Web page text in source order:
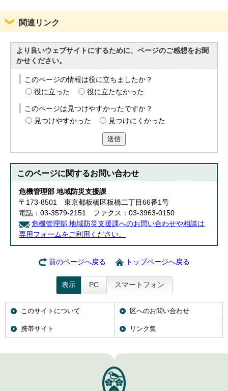
関連リンク
より良いウェブサイトにするために、ページのご感想をお聞
かせください。
このページの情報は役に立ちましたか？
役に立った
役に立たなかった
このページは見つけやすかったですか？
見つけやすかった
見つけにくかった
送信
このページに関するお問い合わせ
危機管理部 地域防災支援課
〒173-8501 東京都板橋区板橋二丁目66番1号
電話：03-3579-2151 ファクス：03-3963-0150
危機管理部 地域防災支援課へのお問い合わせや相談は
専用フォームをご利用ください。
前のページへ戻る トップページへ戻る
表示 PC スマートフォン
このサイトについて 区へのお問い合わせ
携帯サイト リンク集